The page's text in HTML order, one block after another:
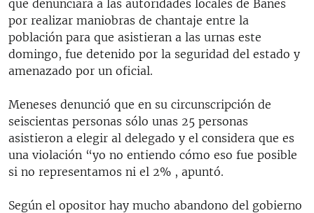
que denunciara a las autoridades locales de Banes
por realizar maniobras de chantaje entre la
población para que asistieran a las urnas este
domingo, fue detenido por la seguridad del estado y
amenazado por un oficial.
Meneses denunció que en su circunscripción de
seiscientas personas sólo unas 25 personas
asistieron a elegir al delegado y el considera que es
una violación “yo no entiendo cómo eso fue posible
si no representamos ni el 2% , apuntó.
Según el opositor hay mucho abandono del gobierno